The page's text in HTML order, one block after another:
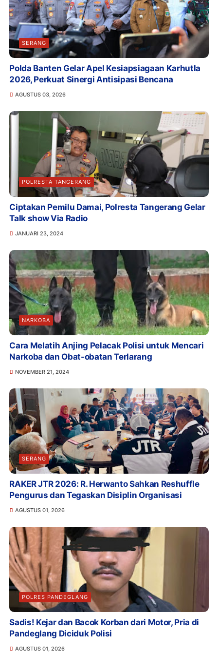
SERANG
Polda Banten Gelar Apel Kesiapsiagaan Karhutla
2026, Perkuat Sinergi Antisipasi Bencana
AGUSTUS 03, 2026
POLRESTA TANGERANG
Ciptakan Pemilu Damai, Polresta Tangerang Gelar
Talk show Via Radio
JANUARI 23, 2024
NARKOBA
Cara Melatih Anjing Pelacak Polisi untuk Mencari
Narkoba dan Obat-obatan Terlarang
NOVEMBER 21, 2024
SERANG
RAKER JTR 2026: R. Herwanto Sahkan Reshuffle
Pengurus dan Tegaskan Disiplin Organisasi
AGUSTUS 01, 2026
POLRES PANDEGLANG
Sadis! Kejar dan Bacok Korban dari Motor, Pria di
Pandeglang Diciduk Polisi
AGUSTUS 01, 2026